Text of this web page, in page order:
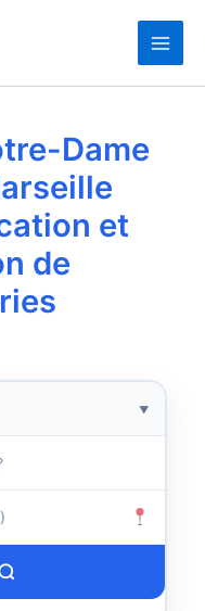
Dame
et
de
▼